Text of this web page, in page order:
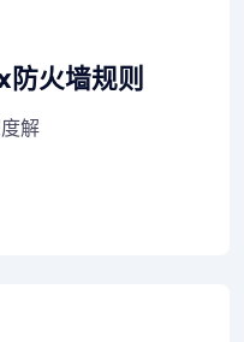
火墙规则
解